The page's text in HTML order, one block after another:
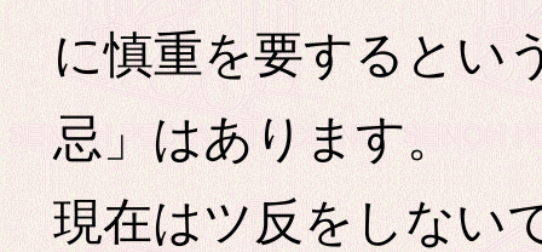
に慎重を要するとい
忌」はあります。
現在はツ反をしない